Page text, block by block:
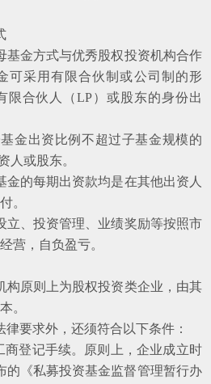
金方式与优秀股权投资机构合作
可采用有限合伙制或公司制的形
限合伙人（LP）或股东的身份出
出资比例不超过子基金规模的
人或股东。
的每期出资款均是在其他出资人
。
、投资管理、业绩奖励等按照市
营，自负盈亏。
原则上为股权投资类企业，由其
。
要求外，还须符合以下条件：
登记手续。原则上，企业成立时
的《私募投资基金监督管理暂行办